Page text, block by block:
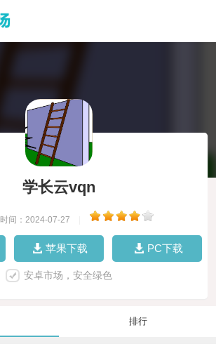
学长云vqn
时间：2024-07-27
苹果下载 PC下载
安卓市场，安全绿色
排行